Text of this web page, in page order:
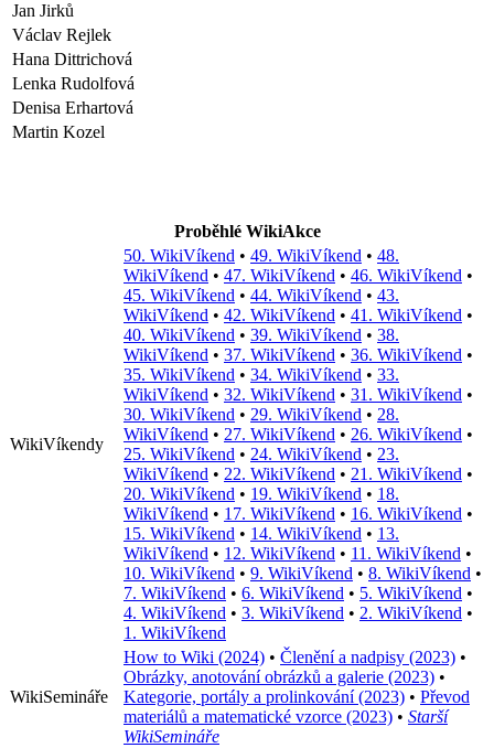
Jan Jirků
Václav Rejlek
Hana Dittrichová
Lenka Rudolfová
Denisa Erhartová
Martin Kozel
Proběhlé WikiAkce
WikiVíkendy
50. WikiVíkend • 49. WikiVíkend • 48.
WikiVíkend • 47. WikiVíkend • 46. WikiVíkend •
45. WikiVíkend • 44. WikiVíkend • 43.
WikiVíkend • 42. WikiVíkend • 41. WikiVíkend •
40. WikiVíkend • 39. WikiVíkend • 38.
WikiVíkend • 37. WikiVíkend • 36. WikiVíkend •
35. WikiVíkend • 34. WikiVíkend • 33.
WikiVíkend • 32. WikiVíkend • 31. WikiVíkend •
30. WikiVíkend • 29. WikiVíkend • 28.
WikiVíkend • 27. WikiVíkend • 26. WikiVíkend •
25. WikiVíkend • 24. WikiVíkend • 23.
WikiVíkend • 22. WikiVíkend • 21. WikiVíkend •
20. WikiVíkend • 19. WikiVíkend • 18.
WikiVíkend • 17. WikiVíkend • 16. WikiVíkend •
15. WikiVíkend • 14. WikiVíkend • 13.
WikiVíkend • 12. WikiVíkend • 11. WikiVíkend •
10. WikiVíkend • 9. WikiVíkend • 8. WikiVíkend •
7. WikiVíkend • 6. WikiVíkend • 5. WikiVíkend •
4. WikiVíkend • 3. WikiVíkend • 2. WikiVíkend •
1. WikiVíkend
WikiSemináře
How to Wiki (2024) • Členění a nadpisy (2023) •
Obrázky, anotování obrázků a galerie (2023) •
Kategorie, portály a prolinkování (2023) • Převod
materiálů a matematické vzorce (2023) • Starší
WikiSemináře